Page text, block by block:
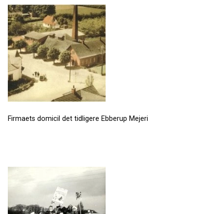
Firmaets domicil det tidligere Ebberup Mejeri